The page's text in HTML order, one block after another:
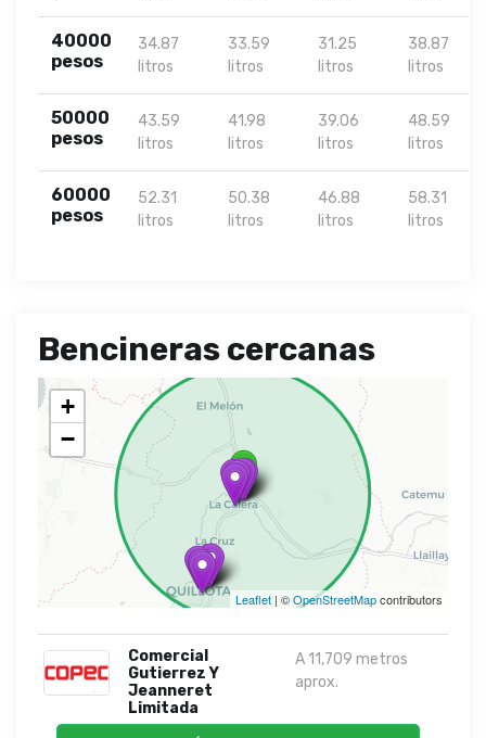
40000
pesos
34.87
litros
33.59
litros
31.25
litros
38.87
litros
50000
pesos
43.59
litros
41.98
litros
39.06
litros
48.59
litros
60000
pesos
52.31
litros
50.38
litros
46.88
litros
58.31
litros
Bencineras cercanas
+
−
Leaflet | ©OpenStreetMapcontributors
Comercial
Gutierrez Y
Jeanneret
Limitada
A 11,709 metros
aprox.